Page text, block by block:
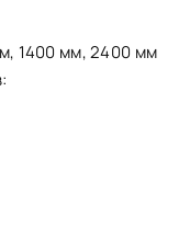
1400 мм, 2400 мм